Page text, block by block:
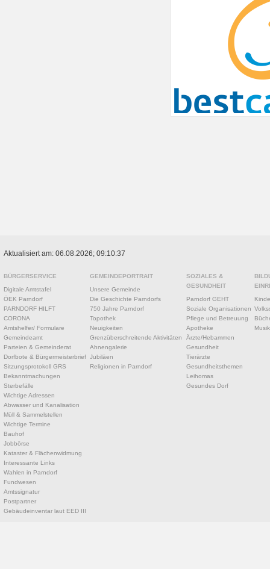
Aktualisiert am: 06.08.2026; 09:10:37
BÜRGERSERVICE
Digitale Amtstafel
ÖEK Parndorf
PARNDORF HILFT
CORONA
Amtshelfer/ Formulare
Gemeindeamt
Parteien & Gemeinderat
Dorfbote & Bürgermeisterbrief
Sitzungsprotokoll GRS
Bekanntmachungen
Sterbefälle
Wichtige Adressen
Abwasser und Kanalisation
Müll & Sammelstellen
Wichtige Termine
Bauhof
Jobbörse
Kataster & Flächenwidmung
Interessante Links
Wahlen in Parndorf
Fundwesen
Amtssignatur
Postpartner
Gebäudeinventar laut EED III
GEMEINDEPORTRAIT
Unsere Gemeinde
Die Geschichte Parndorfs
750 Jahre Parndorf
Topothek
Neuigkeiten
Grenzüberschreitende Aktivitäten
Ahnengalerie
Jubiläen
Religionen in Parndorf
SOZIALES &
GESUNDHEIT
Parndorf GEHT
Soziale Organisationen
Pflege und Betreuung
Apotheke
Ärzte/Hebammen
Gesundheit
Tierärzte
Gesundheitsthemen
Leihomas
Gesundes Dorf